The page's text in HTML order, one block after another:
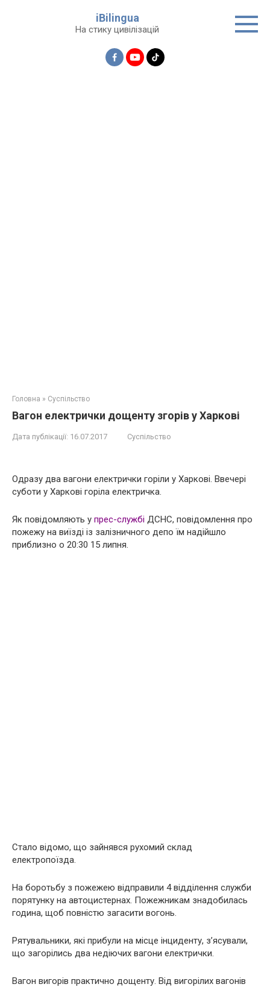
iBilingua
На стику цивілізацій
Головна » Суспільство
Вагон електрички дощенту згорів у Харкові
Дата публікації: 16.07.2017 Суспільство
Одразу два вагони електрички горіли у Харкові. Ввечері
суботи у Харкові горіла електричка.
Як повідомляють у прес-службі ДСНС, повідомлення про
пожежу на виїзді із залізничного депо їм надійшло
приблизно о 20:30 15 липня.
Стало відомо, що зайнявся рухомий склад
електропоїзда.
На боротьбу з пожежею відправили 4 відділення служби
порятунку на автоцистернах. Пожежникам знадобилась
година, щоб повністю загасити вогонь.
Рятувальники, які прибули на місце інциденту, з’ясували,
що загорілись два недіючих вагони електрички.
Вагон вигорів практично дощенту. Від вигорілих вагонів